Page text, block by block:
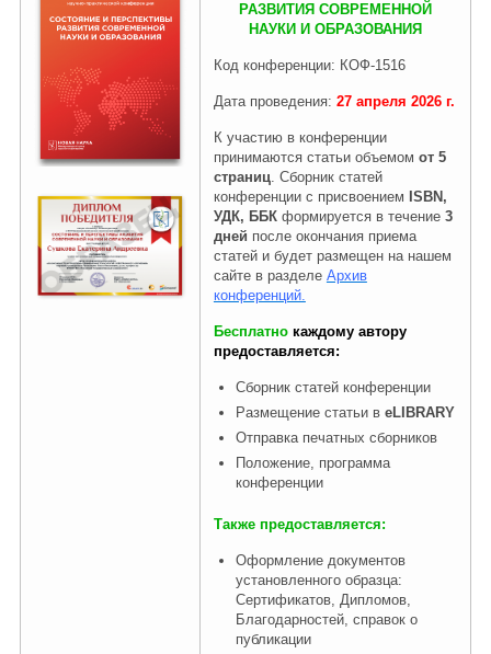
Отзывы
Редколлегия
Правовая информация
Архив конференций 2026
2025-2019
Архив монографий 2026
2025-2019
Архив конкурсов 2026
2025-2019
РАЗВИТИЯ СОВРЕМЕННОЙ
НАУКИ И ОБРАЗОВАНИЯ
Код конференции: КОФ-1516
Дата проведения: 27 апреля 2026г.
К участию в конференции
принимаются статьи объемом от 5
страниц. Сборник статей
конференции с присвоением ISBN,
УДК, ББКформируется в течение3
дней после окончания приема
статей и будет размещен на нашем
сайте в разделе Архив
конференций.
Бесплатно каждому автору
предоставляется:
Сборник статей конференции
Размещение статьи в eLIBRARY
Отправка печатных сборников
Положение, программа
конференции
Также предоставляется:
Оформление документов
установленного образца:
Сертификатов, Дипломов,
Благодарностей, справок о
публикации